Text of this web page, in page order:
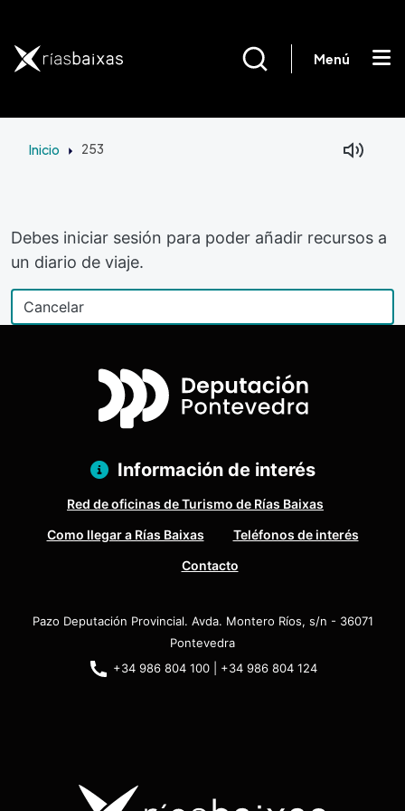
Menú
Inicio 253
Debes iniciar sesión para poder añadir recursos a
un diario de viaje.
Información de interés
Red de oficinas de Turismo de Rías Baixas
Como llegar a Rías Baixas
Teléfonos de interés
Contacto
Pazo Deputación Provincial. Avda. Montero Ríos, s/n - 36071
Pontevedra
+34 986 804 100 | +34 986 804 124